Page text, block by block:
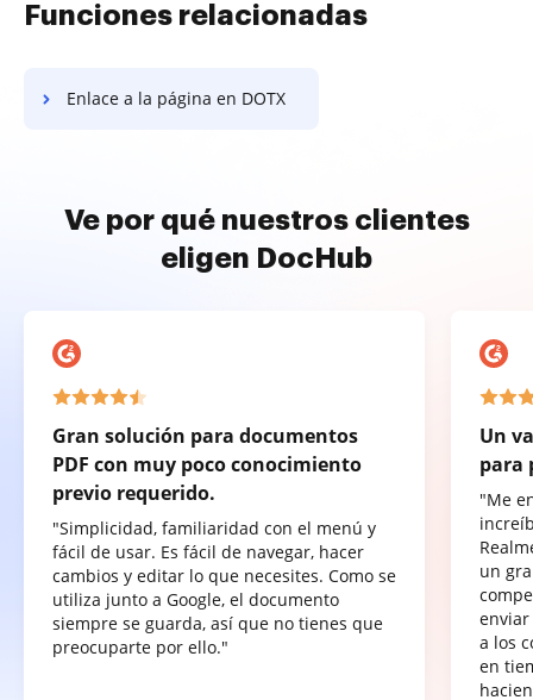
Funciones relacionadas
Enlace a la página en DOTX
Ve por qué nuestros clientes
eligen DocHub
Gran solución para documentos
PDF con muy poco conocimiento
previo requerido.
"Simplicidad, familiaridad con el menú y
fácil de usar. Es fácil de navegar, hacer
cambios y editar lo que necesites. Como se
utiliza junto a Google, el documento
siempre se guarda, así que no tienes que
preocuparte por ello."
Un
para
"Me
un
a los
en